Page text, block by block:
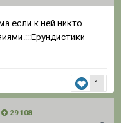
если к ней никто
1
29 108